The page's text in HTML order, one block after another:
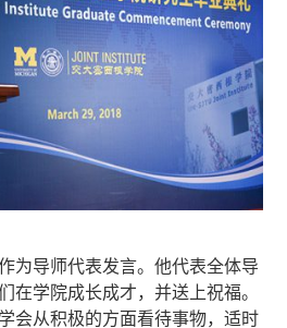
为导师代表发言。他代表全体导
在学院成长成才，并送上祝福。
会从积极的方面看待事物，适时